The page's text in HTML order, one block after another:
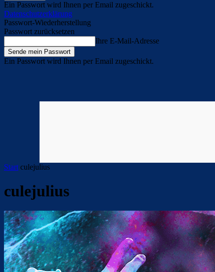
Ein Passwort wird Ihnen per Email zugeschickt.
Datenschutzerklärung
Passwort-Wiederherstellung
Passwort zurücksetzen
Ihre E-Mail-Adresse
Ein Passwort wird Ihnen per Email zugeschickt.
Start culejulius
culejulius